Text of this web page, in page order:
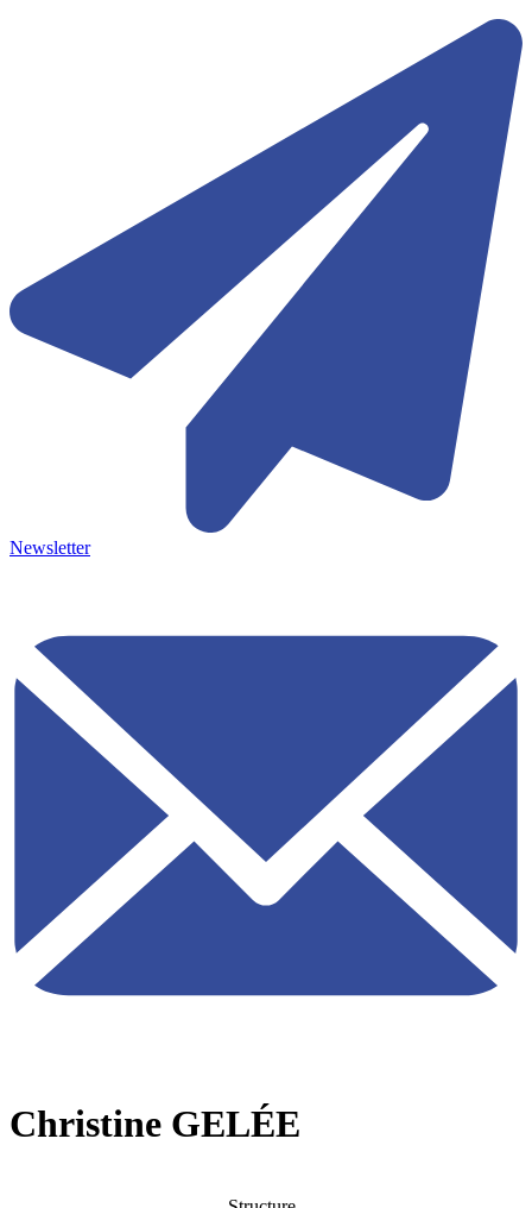
Newsletter
Christine GELÉE